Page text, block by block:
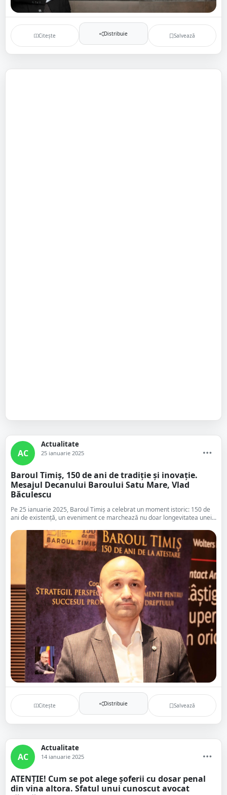
Citește Distribuie Salvează
AC
Actualitate
25 ianuarie 2025
Baroul Timiș, 150 de ani de tradiție și inovație.
Mesajul Decanului Baroului Satu Mare, Vlad
Băculescu
Pe 25 ianuarie 2025, Baroul Timiș a celebrat un moment istoric: 150 de
ani de existență, un eveniment ce marchează nu doar longevitatea unei...
Citește Distribuie Salvează
AC
Actualitate
14 ianuarie 2025
ATENȚIE! Cum se pot alege șoferii cu dosar penal
din vina altora. Sfatul unui cunoscut avocat